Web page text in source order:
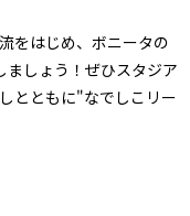
をはじめ、ボニータの
ましょう！ぜひスタジア
とともに"なでしこリー